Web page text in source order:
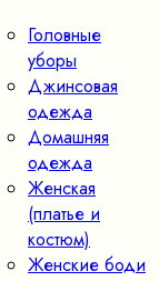
Головные
уборы
Джинсовая
одежда
Домашняя
одежда
Женская
(платье и
костюм)
Женские боди